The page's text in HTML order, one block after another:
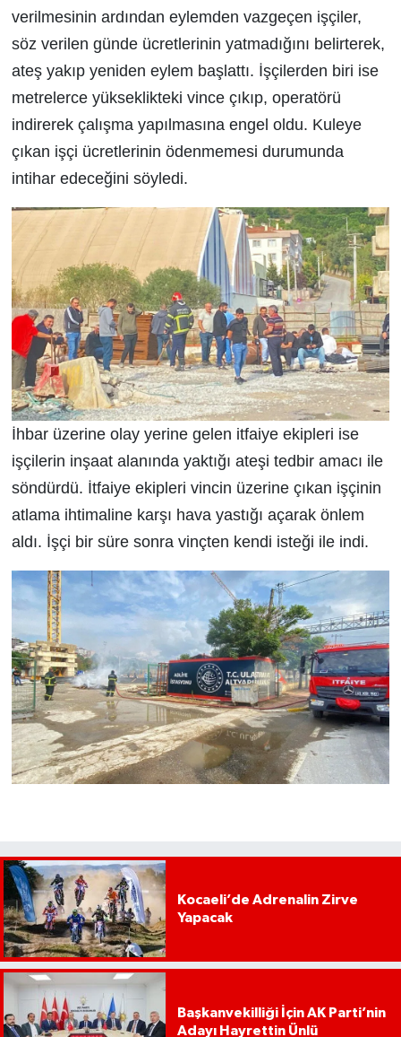
verilmesinin ardından eylemden vazgeçen işçiler,
söz verilen günde ücretlerinin yatmadığını belirterek,
ateş yakıp yeniden eylem başlattı. İşçilerden biri ise
metrelerce yükseklikteki vince çıkıp, operatörü
indirerek çalışma yapılmasına engel oldu. Kuleye
çıkan işçi ücretlerinin ödenmemesi durumunda
intihar edeceğini söyledi.
İhbar üzerine olay yerine gelen itfaiye ekipleri ise
işçilerin inşaat alanında yaktığı ateşi tedbir amacı ile
söndürdü. İtfaiye ekipleri vincin üzerine çıkan işçinin
atlama ihtimaline karşı hava yastığı açarak önlem
aldı. İşçi bir süre sonra vinçten kendi isteği ile indi.
Kocaeli’de Adrenalin Zirve
Yapacak
Başkanvekilliği İçin AK Parti’nin
Adayı Hayrettin Ünlü